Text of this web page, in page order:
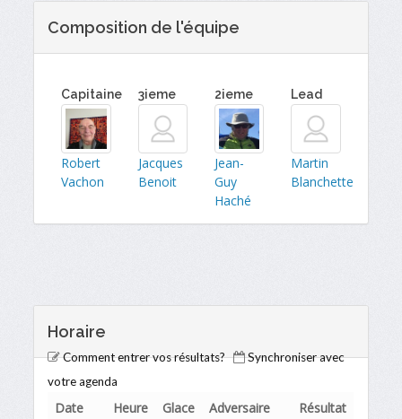
Composition de l'équipe
Capitaine
Robert
Vachon
3ieme
Jacques
Benoit
2ieme
Jean-
Guy
Haché
Lead
Martin
Blanchette
Horaire
Comment entrer vos résultats?
Synchroniser avec
votre agenda
Date Heure Glace Adversaire
Résultat